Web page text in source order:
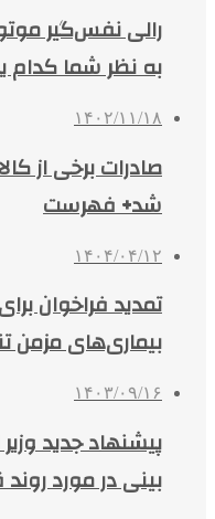
رالی نفس‌گیر
به نظر شما کدام
۱۴۰۲/۱۱/۱۸
صادرات برخی از
شد+ فهرست
۱۴۰۴/۰۴/۱۲
تمدید فراخوان
بیماری‌های مزمن
۱۴۰۳/۰۹/۱۶
پیشنهاد جدید
بینی در مورد